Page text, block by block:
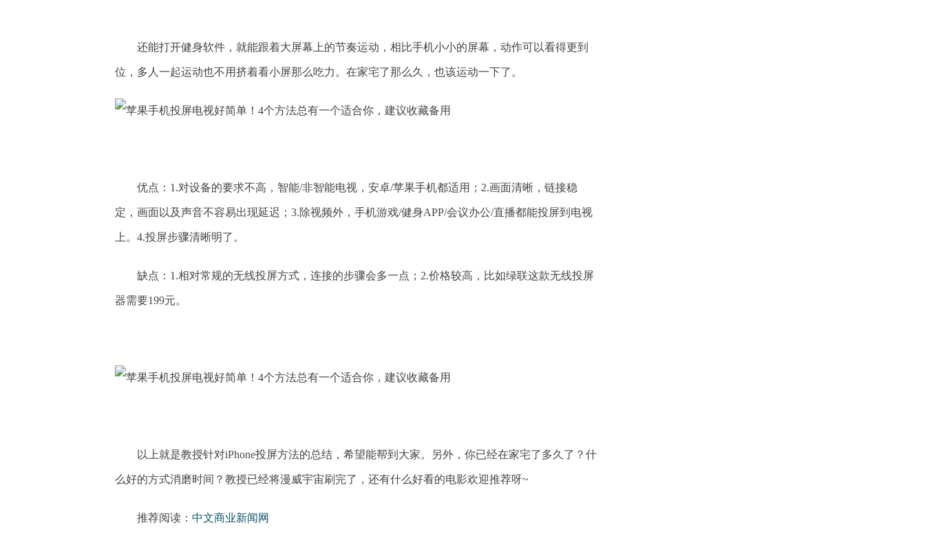
还能打开健身软件，就能跟着大屏幕上的节奏运动，相比手机小小的屏幕，动作可以看得更到
位，多人一起运动也不用挤着看小屏那么吃力。在家宅了那么久，也该运动一下了。
优点：1.对设备的要求不高，智能/非智能电视，安卓/苹果手机都适用；2.画面清晰，链接稳
定，画面以及声音不容易出现延迟；3.除视频外，手机游戏/健身APP/会议办公/直播都能投屏到电视
上。4.投屏步骤清晰明了。
缺点：1.相对常规的无线投屏方式，连接的步骤会多一点；2.价格较高，比如绿联这款无线投屏
器需要199元。
以上就是教授针对iPhone投屏方法的总结，希望能帮到大家。另外，你已经在家宅了多久了？什
么好的方式消磨时间？教授已经将漫威宇宙刷完了，还有什么好看的电影欢迎推荐呀~
推荐阅读： 中文商业新闻网